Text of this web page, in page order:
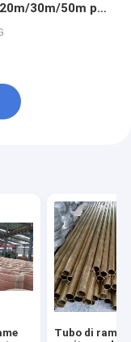
30m/50m per
Tubo di rame